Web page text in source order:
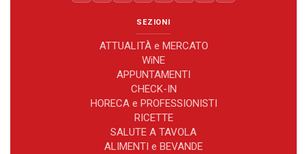
SEZIONI
ATTUALITÀ e MERCATO
WiNE
APPUNTAMENTI
CHECK-IN
HORECA e PROFESSIONISTI
RICETTE
SALUTE A TAVOLA
ALIMENTI e BEVANDE